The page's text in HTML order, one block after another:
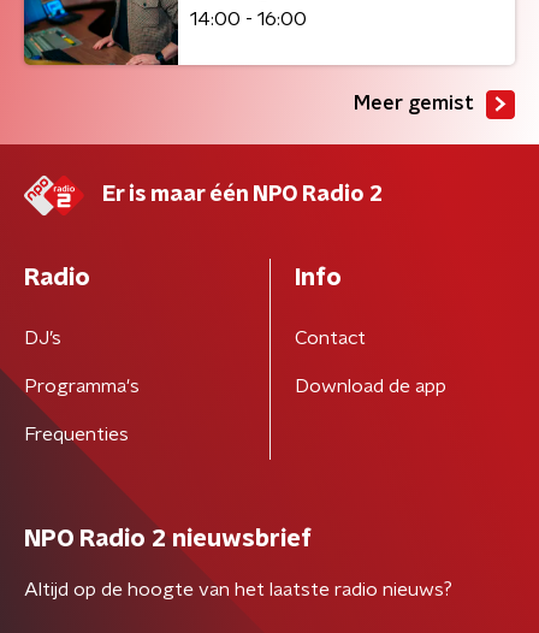
14:00 - 16:00
Meer gemist
Er is maar één NPO Radio 2
Radio
DJ’s
Programma's
Frequenties
Info
Contact
Download de app
NPO Radio 2 nieuwsbrief
Altijd op de hoogte van het laatste radio nieuws?